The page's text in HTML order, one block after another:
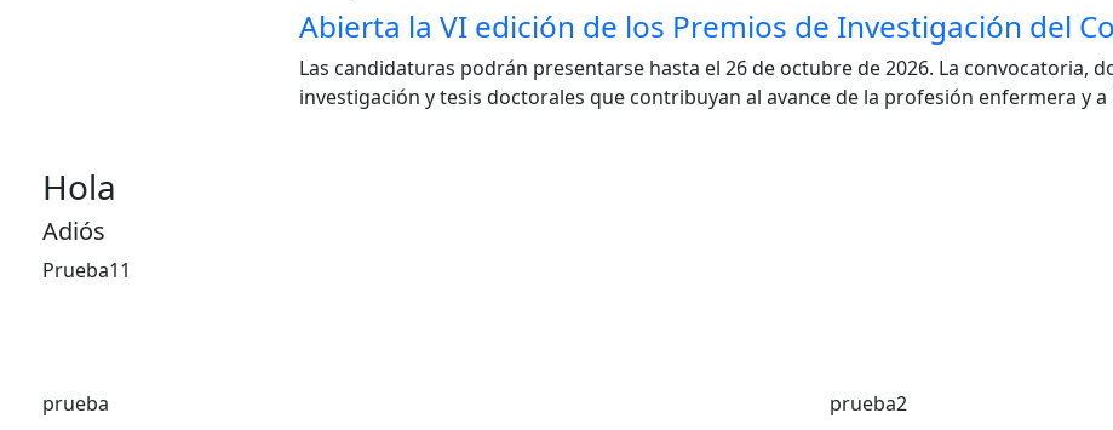
Abierta la VI edición de los Premios de Investigación del
Las candidaturas podrán presentarse hasta el 26 de octubre de 2026. La convocatoria,
investigación y tesis doctorales que contribuyan al avance de la profesión enfermera y
Hola
Adiós
Prueba11
prueba prueba2